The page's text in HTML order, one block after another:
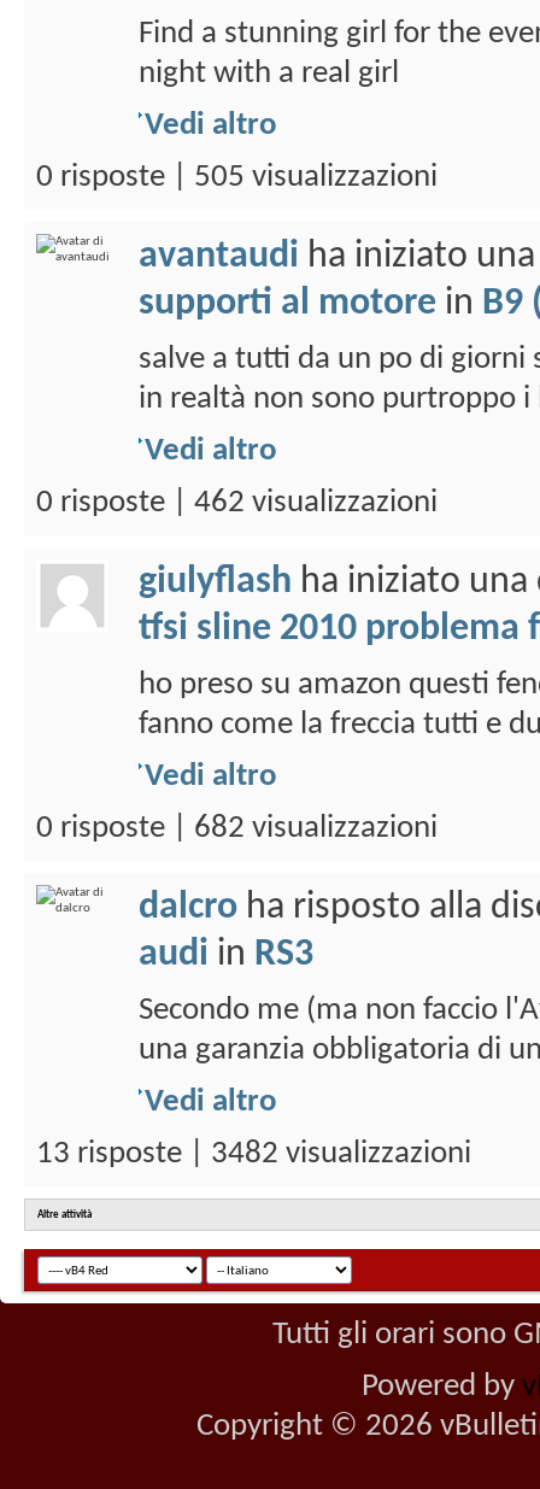
Find a stunning girl for the
night with a real girl
Vedi altro
0 risposte | 505 visualizzazioni
avantaudi ha iniziato
supporti al motore in B9
salve a tutti da un po di
in realtà non sono purtroppo
Vedi altro
0 risposte | 462 visualizzazioni
giulyflash ha iniziato
tfsi sline 2010 problema
ho preso su amazon questi
fanno come la freccia tutti e
Vedi altro
0 risposte | 682 visualizzazioni
dalcro ha risposto alla
audi in RS3
Secondo me (ma non faccio
una garanzia obbligatoria di
Vedi altro
13 risposte | 3482 visualizzazioni
Altre attività
Tutti gli orari sono
Powered by
Copyright © 2026